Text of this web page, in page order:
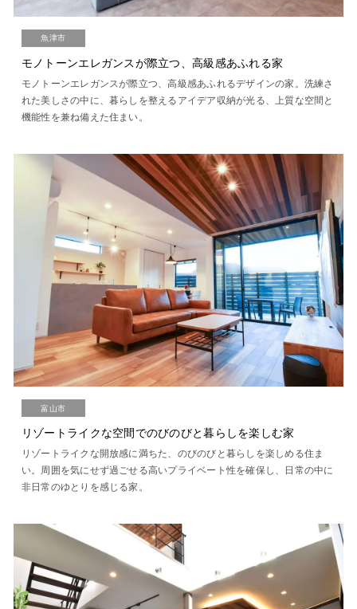
魚津市
モノトーンエレガンスが際立つ、高級感あふれる家
モノトーンエレガンスが際立つ、高級感あふれるデザインの家。洗練さ
れた美しさの中に、暮らしを整えるアイデア収納が光る、上質な空間と
機能性を兼ね備えた住まい。
富山市
リゾートライクな空間でのびのびと暮らしを楽しむ家
リゾートライクな開放感に満ちた、のびのびと暮らしを楽しめる住ま
い。周囲を気にせず過ごせる高いプライベート性を確保し、日常の中に
非日常のゆとりを感じる家。